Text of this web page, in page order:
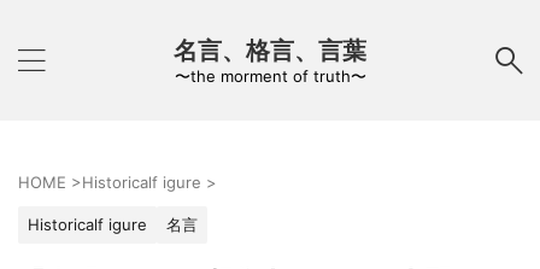
名言、格言、言葉
〜the morment of truth〜
HOME >Historicalf igure >
Historicalf igure 名言